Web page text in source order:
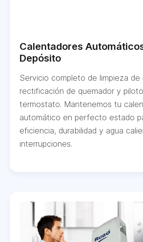
Calentadores
Depósito
Servicio completo de limpieza de
rectificación de quemador y
termostato. Mantenemos tu
automático en perfecto estado
eficiencia, durabilidad y agua
interrupciones.